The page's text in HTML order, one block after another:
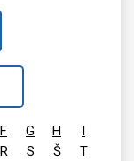
F G H
I
R S Š
T